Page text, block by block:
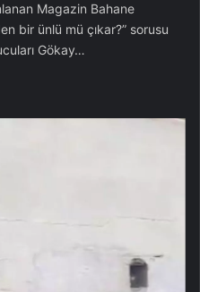
Magazin Bahane
bir ünlü mü çıkar?” sorusu
Gökay…